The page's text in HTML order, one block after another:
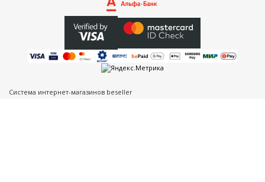
Система интернет-магазинов beseller